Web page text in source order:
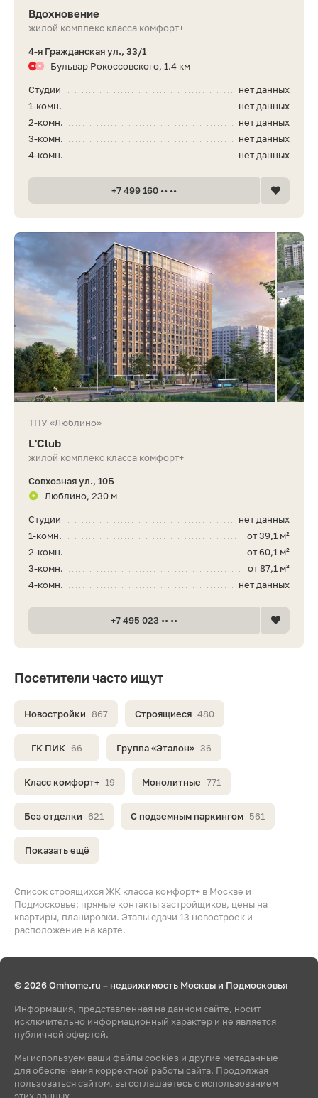
Список строящихся ЖК класса комфорт+ в Москве и
Подмосковье: прямые контакты застройщиков, цены на
квартиры, планировки. Этапы сдачи 13 новостроек и
расположение на карте.
Посетители часто ищут
Новостройки 867 Строящиеся 480
ГК ПИК 66 Группа «Эталон» 36
Класс комфорт+ 19 Монолитные 771
Без отделки 621 С подземным паркингом 561
Показать ещё
Вдохновение
жилой комплекс класса комфорт+
4-я Гражданская ул., 33/1
Бульвар Рокоссовского, 1.4 км
нет данных
Студии
нет данных
1-комн.
нет данных
2-комн.
нет данных
3-комн.
нет данных
4-комн.
+7 499 160 •• ••
ТПУ «Люблино»
L'Club
жилой комплекс класса комфорт+
Совхозная ул., 10Б
Люблино, 230 м
нет данных
Студии
от 39,1 м²
1-комн.
от 60,1 м²
2-комн.
от 87,1 м²
3-комн.
нет данных
4-комн.
+7 495 023 •• ••
© 2026 Omhome.ru – недвижимость Москвы и Подмосковья
Информация, представленная на данном сайте, носит
исключительно информационный характер и не является
публичной офертой.
Мы используем ваши файлы cookies и другие метаданные
для обеспечения корректной работы сайта. Продолжая
пользоваться сайтом, вы соглашаетесь с использованием